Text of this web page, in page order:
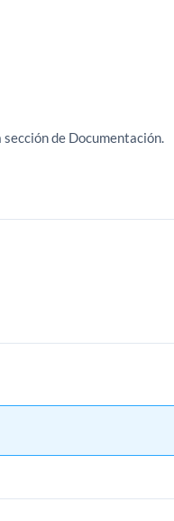
sección de Documentación.